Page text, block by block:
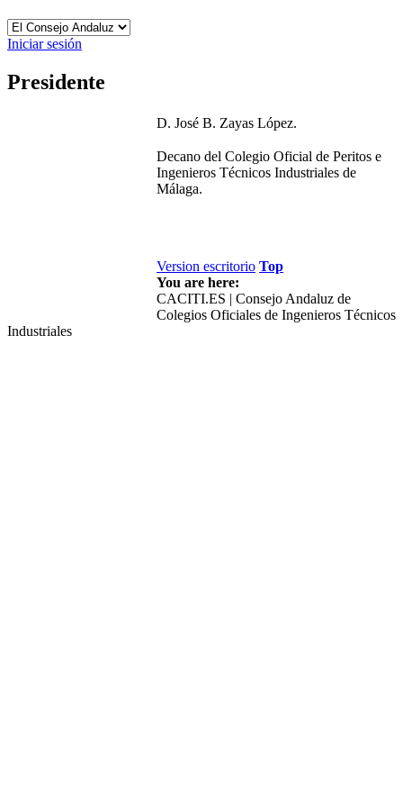
Iniciar sesión
Presidente
D. José B. Zayas López.
Decano del Colegio Oficial de Peritos e
Ingenieros Técnicos Industriales de
Málaga.
Version escritorio Top
You are here:
CACITI.ES | Consejo Andaluz de
Colegios Oficiales de Ingenieros Técnicos
Industriales